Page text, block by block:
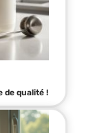
de qualité !